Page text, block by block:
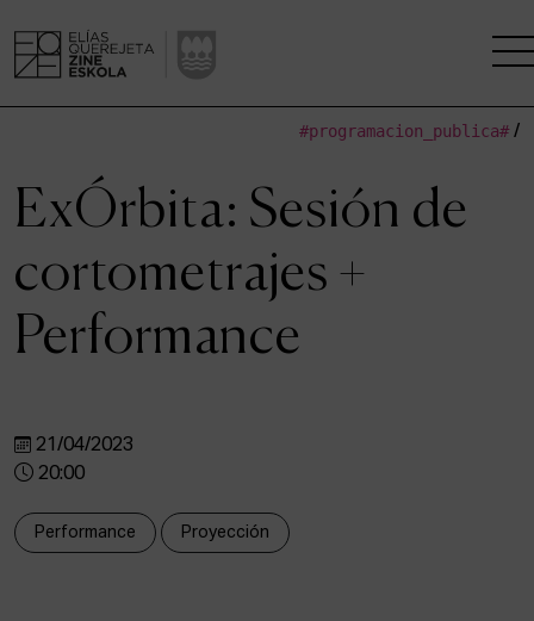
CENTRO DE INVESTIGACIÓN
ESTUDIOS
KINOFABRIKA
LA CASA DEL CINE
ACTUALIDAD
#programacion_publica#/
ExÓrbita: Sesión de
cortometrajes +
Performance
21/04/2023
20:00
Performance Proyección